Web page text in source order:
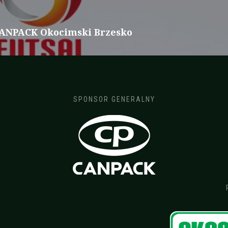
Okocimski Brzesko
SPONSOR GENERALNY